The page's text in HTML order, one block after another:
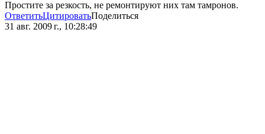
Простите за резкость, не ремонтируют них там тамронов.
ОтветитьЦитироватьПоделиться
31 авг. 2009 г., 10:28:49